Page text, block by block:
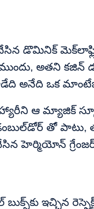
చేసిన డొమినిక్
అతని కజిన్
అనేది ఒక
ఆ మ్యాజిక్
తో పాటు,
చేసిన హెర్మియోన్
ఇచ్చిన